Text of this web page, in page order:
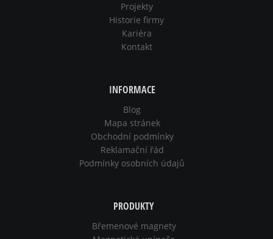
Projekty
Historie firmy
Kariéra
Kontakt
INFORMACE
Blog
Mapa stránek
Obchodní podmínky
Reklamační řád
Podmínky osobních údajů
PRODUKTY
Břemenové magnety